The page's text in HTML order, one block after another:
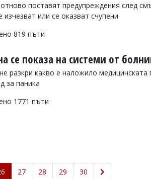
поставят предупреждения след
изчезват или се оказват счупени
819 пъти
се показа на системи от
разкри какво е наложило
за паника
1771 пъти
27 28 29 30